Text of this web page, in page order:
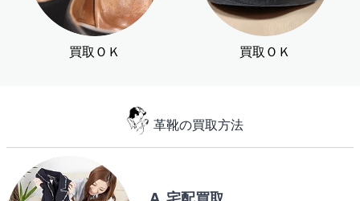
買取ＯＫ 買取ＯＫ
革靴の買取方法